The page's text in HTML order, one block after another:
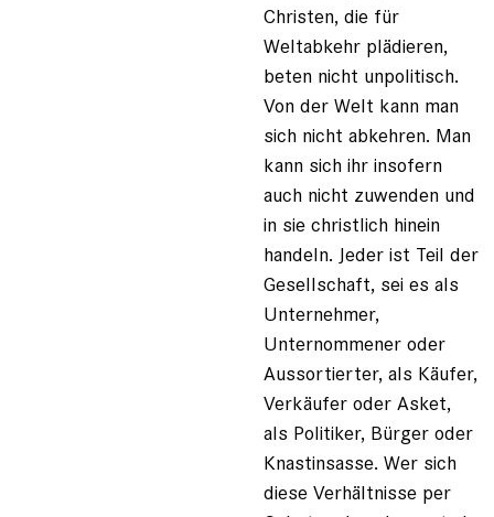
Christen, die für
Weltabkehr plädieren,
beten nicht unpolitisch.
Von der Welt kann man
sich nicht abkehren. Man
kann sich ihr insofern
auch nicht zuwenden und
in sie christlich hinein
handeln. Jeder ist Teil der
Gesellschaft, sei es als
Unternehmer,
Unternommener oder
Aussortierter, als Käufer,
Verkäufer oder Asket,
als Politiker, Bürger oder
Knastinsasse. Wer sich
diese Verhältnisse per